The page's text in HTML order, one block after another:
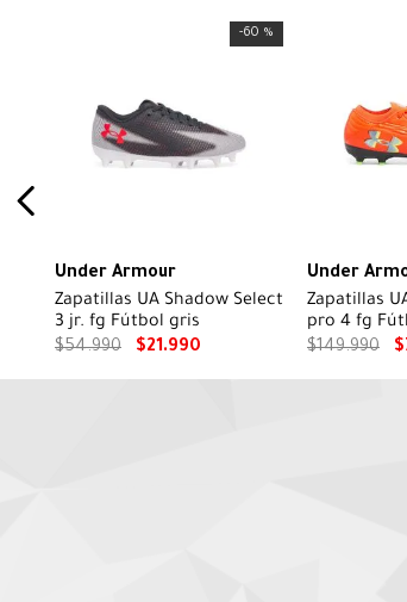
-60 %
Under Armour
Zapatillas UA Shadow Select
3 jr. fg Fútbol gris
$54.990 $21.990
Under
Zapatillas
pro 4 fg
$149.990 $